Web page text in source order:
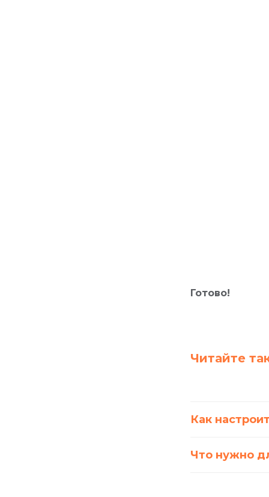
Готово!
Читайте
Как
Что нужно